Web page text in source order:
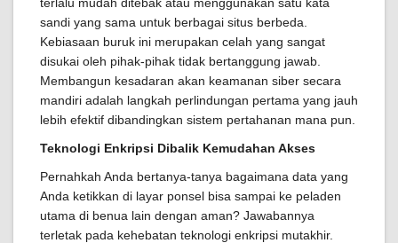
sandi yang sama untuk berbagai situs berbeda.
Kebiasaan buruk ini merupakan celah yang sangat
disukai oleh pihak-pihak tidak bertanggung jawab.
Membangun kesadaran akan keamanan siber secara
mandiri adalah langkah perlindungan pertama yang jauh
lebih efektif dibandingkan sistem pertahanan mana pun.
Teknologi Enkripsi Dibalik Kemudahan Akses
Pernahkah Anda bertanya-tanya bagaimana data yang
Anda ketikkan di layar ponsel bisa sampai ke peladen
utama di benua lain dengan aman? Jawabannya
terletak pada kehebatan teknologi enkripsi mutakhir.